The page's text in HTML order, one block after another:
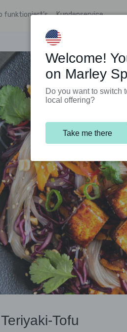
funktioniert’s Kundenservice
Tofu
Welcome!
on Marley
Do you want to switch
local offering?
Take me there